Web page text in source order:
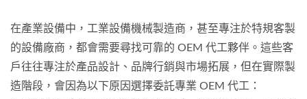
在產業設備中，工業設備機械製造商，甚至專注於特規客製
的設備廠商，都會需要尋找可靠的 OEM 代工夥伴。這些客
戶往往專注於產品設計、品牌行銷與市場拓展，但在實際製
造階段，會因為以下原因選擇委託專業 OEM 代工：